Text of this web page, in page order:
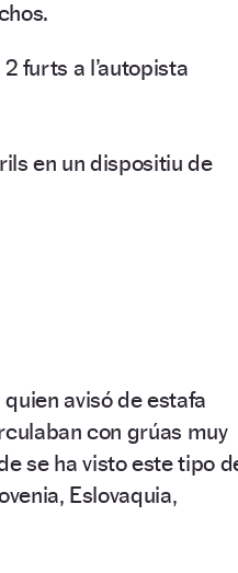
furts a l’autopista
en un dispositiu de
quien avisó de estafa
con grúas muy
se ha visto este tipo
Eslovaquia,